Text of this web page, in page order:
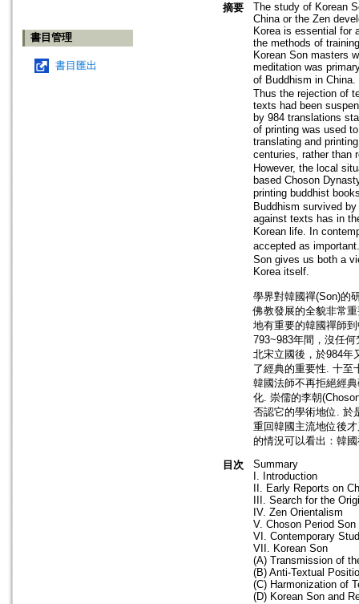
書目管理
書目匯出
摘要
The study of Korean
China or the Zen
Korea is essential for
the methods of
Korean Son masters
meditation was
of Buddhism in
Thus the rejection of
texts had been
by 984 translations
of printing was used
translating and
centuries, rather than
However, the local
based Choson
printing buddhist
Buddhism survived
against texts has in
Korean life. In
accepted as
Son gives us both a
Korea itself.
學界對韓國禪(Son)的
佛教發展的全貌非常
地有重要的韓國禪師
793~983年間，沒任
北宋立國後，於984年
了經典的重要性. 十至
韓國法師不再拒絕經
化. 崇儒的李朝
否認它的學術地位. 於
重回韓國主流地位後
的情況可以看出：韓
目次
Summary
I. Introduction
II. Early Reports on
III. Search for the
IV. Zen Orientalism
V. Choson Period
VI. Contemporary
VII. Korean Son
(A) Transmission of
(B) Anti-Textual
(C) Harmonization of
(D) Korean Son and